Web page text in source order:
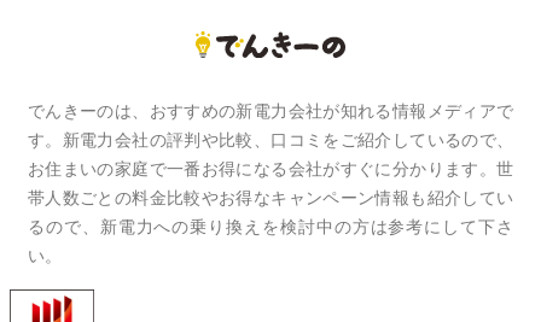
でんきーのは、おすすめの新電力会社が知れる情報メディアで
す。新電力会社の評判や比較、口コミをご紹介しているので、
お住まいの家庭で一番お得になる会社がすぐに分かります。世
帯人数ごとの料金比較やお得なキャンペーン情報も紹介してい
るので、新電力への乗り換えを検討中の方は参考にして下さ
い。